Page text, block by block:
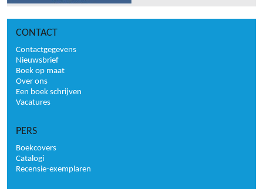
CONTACT
Contactgegevens
Nieuwsbrief
Boek op maat
Over ons
Een boek schrijven
Vacatures
PERS
Boekcovers
Catalogi
Recensie-exemplaren